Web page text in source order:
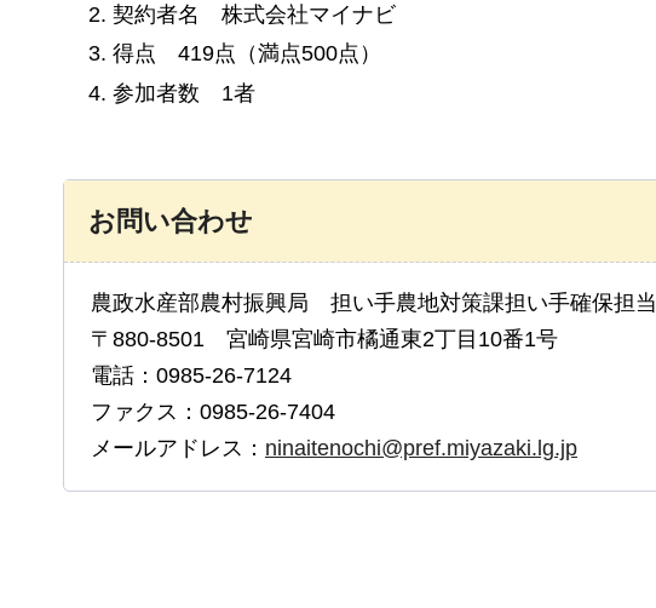
契約者名
株式会社マイナビ
得点
419点（満点500点）
参加者数
1者
お問い合わせ
農政水産部農村振興局 担い手農地対策課担い手確保担当
〒880-8501 宮崎県宮崎市橘通東2丁目10番1号
電話：0985-26-7124
ファクス：0985-26-7404
メールアドレス： ninaitenochi@pref.miyazaki.lg.jp